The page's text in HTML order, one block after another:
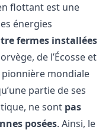
flottant est une
énergies
fermes installées
de l’Écosse et
pionnière mondiale
partie de ses
ne sont pas
posées. Ainsi, le